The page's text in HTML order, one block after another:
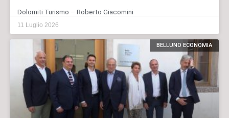
Dolomiti Turismo – Roberto Giacomini
11 Luglio 2026
BELLUNO ECONOMIA